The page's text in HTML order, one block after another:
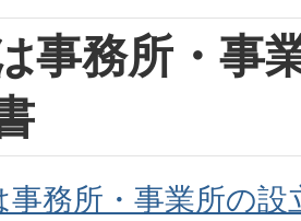
事務所・事
事務所・事業所の設